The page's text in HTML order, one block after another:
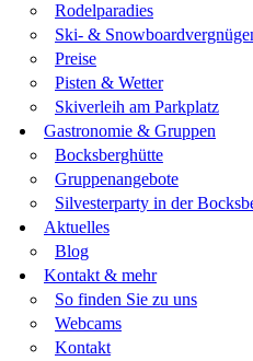
Rodelparadies
Ski- &
Preise
Pisten & Wetter
Skiverleih am Parkplatz
Gastronomie & Gruppen
Bocksberghütte
Gruppenangebote
Silvesterparty in der
Aktuelles
Blog
Kontakt & mehr
So finden Sie zu uns
Webcams
Kontakt